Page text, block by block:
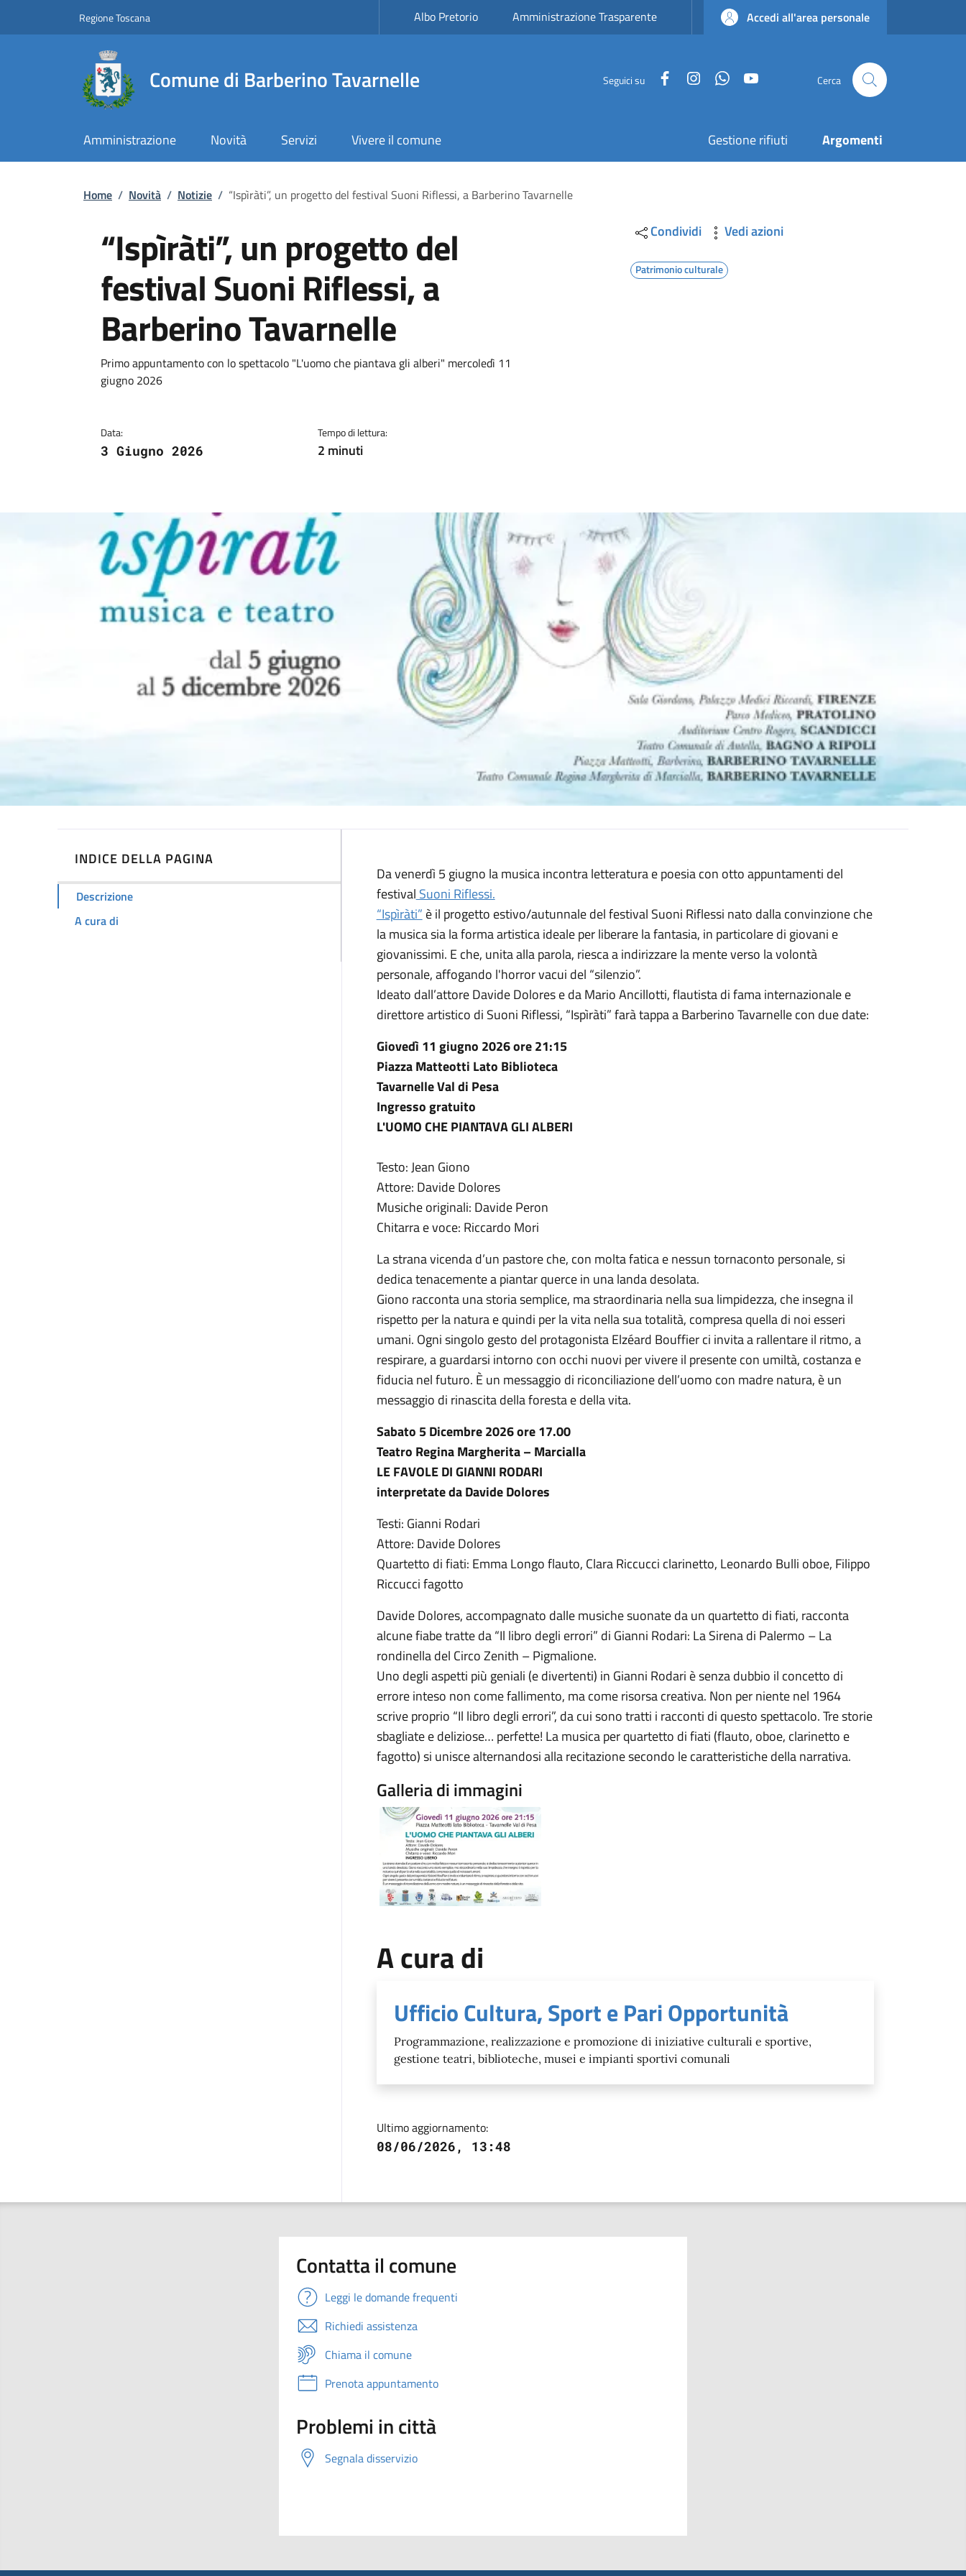
Regione ToscanaSlim top Albo Pretorio Amministrazione Trasparente Accedi all'area personale
Comune di Barberino Tavarnelle Seguici su FacebookInstagramWhatsApp Cerca
Amministrazione Novità Servizi Vivere il comune Gestione rifiuti Argomenti
Briciole di pane
Home / Novità / Notizie / “Ispìràti”, un progetto del festival Suoni Riflessi, a Barberino Tavarnelle
“Ispìràti”, un progetto del
festival Suoni Riflessi, a
Barberino Tavarnelle
Dettagli
Descrizione breve
Primo appuntamento con lo spettacolo "L'uomo che piantava gli alberi" mercoledì 11
giugno 2026
Data:
3 Giugno 2026
Tempo di lettura:
2 minuti
Condividi Vedi azioni
Patrimonio culturale
INDICE DELLA PAGINA
Descrizione
A cura di
Descrizione
Da venerdì 5 giugno la musica incontra letteratura e poesia con otto appuntamenti del
festival Suoni Riflessi.
“Ispìràti” è il progetto estivo/autunnale del festival Suoni Riflessi nato dalla convinzione che
la musica sia la forma artistica ideale per liberare la fantasia, in particolare di giovani e
giovanissimi. E che, unita alla parola, riesca a indirizzare la mente verso la volontà
personale, affogando l'horror vacui del “silenzio”.
Ideato dall’attore Davide Dolores e da Mario Ancillotti, flautista di fama internazionale e
direttore artistico di Suoni Riflessi, “Ispìràti” farà tappa a Barberino Tavarnelle con due date:
Giovedì 11 giugno 2026 ore 21:15
Piazza Matteotti Lato Biblioteca
Tavarnelle Val di Pesa
Ingresso gratuito
L'UOMO CHE PIANTAVA GLI ALBERI
Testo: Jean Giono
Attore: Davide Dolores
Musiche originali: Davide Peron
Chitarra e voce: Riccardo Mori
La strana vicenda d’un pastore che, con molta fatica e nessun tornaconto personale, si
dedica tenacemente a piantar querce in una landa desolata.
Giono racconta una storia semplice, ma straordinaria nella sua limpidezza, che insegna il
rispetto per la natura e quindi per la vita nella sua totalità, compresa quella di noi esseri
umani. Ogni singolo gesto del protagonista Elzéard Bouffier ci invita a rallentare il ritmo, a
respirare, a guardarsi intorno con occhi nuovi per vivere il presente con umiltà, costanza e
fiducia nel futuro. È un messaggio di riconciliazione dell’uomo con madre natura, è un
messaggio di rinascita della foresta e della vita.
Sabato 5 Dicembre 2026 ore 17.00
Teatro Regina Margherita – Marcialla
LE FAVOLE DI GIANNI RODARI
interpretate da Davide Dolores
Testi: Gianni Rodari
Attore: Davide Dolores
Quartetto di fiati: Emma Longo flauto, Clara Riccucci clarinetto, Leonardo Bulli oboe, Filippo
Riccucci fagotto
Davide Dolores, accompagnato dalle musiche suonate da un quartetto di fiati, racconta
alcune fiabe tratte da “Il libro degli errori” di Gianni Rodari: La Sirena di Palermo – La
rondinella del Circo Zenith – Pigmalione.
Uno degli aspetti più geniali (e divertenti) in Gianni Rodari è senza dubbio il concetto di
errore inteso non come fallimento, ma come risorsa creativa. Non per niente nel 1964
scrive proprio “Il libro degli errori”, da cui sono tratti i racconti di questo spettacolo. Tre storie
sbagliate e deliziose… perfette! La musica per quartetto di fiati (flauto, oboe, clarinetto e
fagotto) si unisce alternandosi alla recitazione secondo le caratteristiche della narrativa.
Galleria di immagini
Image
A cura di
Ufficio Cultura, Sport e Pari Opportunità
Programmazione, realizzazione e promozione di iniziative culturali e sportive,
gestione teatri, biblioteche, musei e impianti sportivi comunali
Ultimo aggiornamento:
08/06/2026, 13:48
Contatta il comune
Leggi le domande frequenti
Richiedi assistenza
Chiama il comune
Prenota appuntamento
Problemi in città
Segnala disservizio